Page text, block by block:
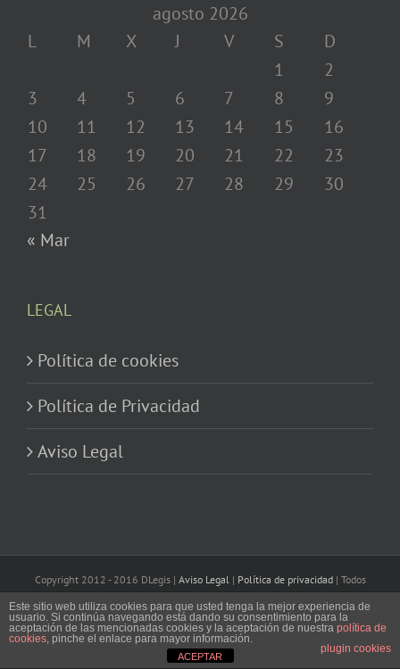
agosto 2026
L
M X J V S
D
1
2
3
4 5 6 7 8
9
10
11 12 13 14 15
16
17
18 19 20 21 22
23
24
25 26 27 28 29
30
31
« Mar
LEGAL
Política de cookies
Política de Privacidad
Aviso Legal
Copyright 2012 - 2016 DLegis | Aviso Legal | Política de privacidad| Todos
los derechos reservados
Facebook
Twitter
Este sitio web utiliza cookies para que usted tenga la mejor experiencia de
usuario. Si continúa navegando está dando su consentimiento para la
aceptación de las mencionadas cookies y la aceptación de nuestra política de
cookies, pinche el enlace para mayor información.
plugin cookies
ACEPTAR